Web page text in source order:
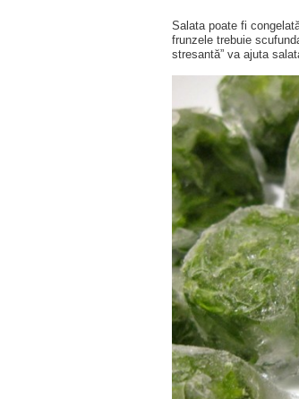
Salata poate fi
frunzele trebuie
stresantă” va ajuta